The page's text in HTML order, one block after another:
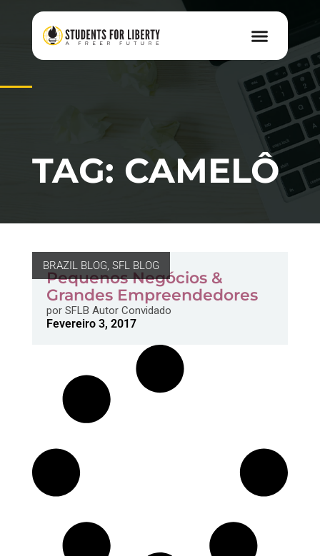
TAG: CAMELÔ
BRAZIL BLOG, SFL BLOG
Pequenos Negócios &
Grandes Empreendedores
porSFLB Autor Convidado
Fevereiro 3, 2017